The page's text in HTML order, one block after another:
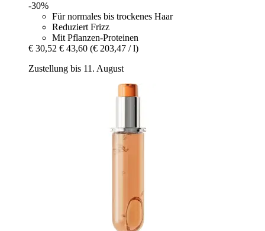
-30%
Für normales bis trockenes Haar
Reduziert Frizz
Mit Pflanzen-Proteinen
€ 30,52 € 43,60 (€ 203,47 / l)
Zustellung bis 11. August